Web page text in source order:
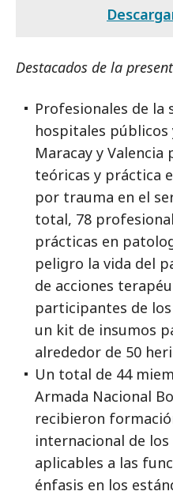
Destacados de la
Profesionales de la
hospitales públicos
Maracay y
teóricas y práctica
por trauma en el
total, 78
prácticas en
peligro la vida del
de acciones
participantes de
un kit de insumos
alrededor de 50
Un total de 44
Armada Nacional
recibieron
internacional de
aplicables a las
énfasis en los